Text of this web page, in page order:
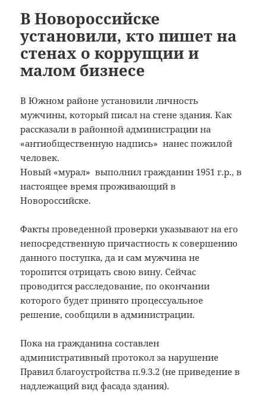
В Новороссийске
установили, кто пишет на
стенах о коррупции и
малом бизнесе
В Южном районе установили личность
мужчины, который писал на стене здания. Как
рассказали в районной администрации на
«антиобщественную надпись» нанес пожилой
человек.
Новый «мурал» выполнил гражданин 1951 г.р., в
настоящее время проживающий в
Новороссийске.
Факты проведенной проверки указывают на его
непосредственную причастность к совершению
данного поступка, да и сам мужчина не
торопится отрицать свою вину. Сейчас
проводится расследование, по окончании
которого будет принято процессуальное
решение, сообщили в администрации.
Пока на гражданина составлен
административный протокол за нарушение
Правил благоустройства п.9.3.2 (не приведение в
надлежащий вид фасада здания).